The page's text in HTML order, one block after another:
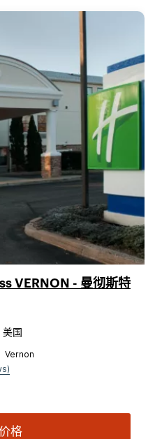
VERNON - 曼彻斯特
国
Vernon
格